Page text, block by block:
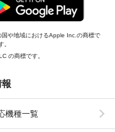
や地域におけるApple Inc.の商標で
。
の商標です。
機種一覧